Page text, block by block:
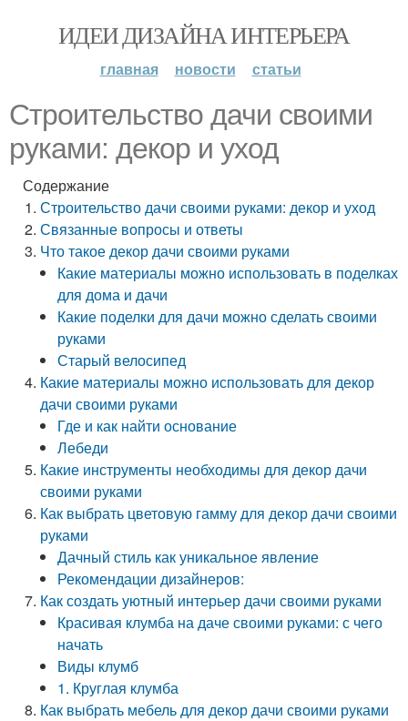
ИДЕИ ДИЗАЙНА ИНТЕРЬЕРА
главная новости статьи
Строительство дачи своими
руками: декор и уход
Содержание
Строительство дачи своими руками: декор и уход
Связанные вопросы и ответы
Что такое декор дачи своими руками
Какие материалы можно использовать в поделках
для дома и дачи
Какие поделки для дачи можно сделать своими
руками
Старый велосипед
Какие материалы можно использовать для декор
дачи своими руками
Где и как найти основание
Лебеди
Какие инструменты необходимы для декор дачи
своими руками
Как выбрать цветовую гамму для декор дачи своими
руками
Дачный стиль как уникальное явление
Рекомендации дизайнеров:
Как создать уютный интерьер дачи своими руками
Красивая клумба на даче своими руками: с чего
начать
Виды клумб
1. Круглая клумба
Как выбрать мебель для декор дачи своими руками